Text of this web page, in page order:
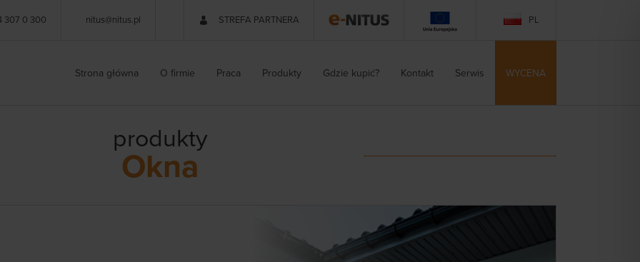
307 0 300 nitus@nitus.pl STREFA PARTNERA PL
Strona główna O firmie Praca Produkty Gdzie kupić? Kontakt Serwis WYCENA
produkty
Okna